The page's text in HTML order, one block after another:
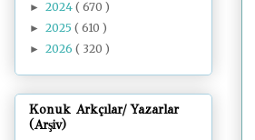
► 2024 ( 670 )
► 2025 ( 610 )
► 2026 ( 320 )
Konuk Arkçılar/ Yazarlar
(Arşiv)